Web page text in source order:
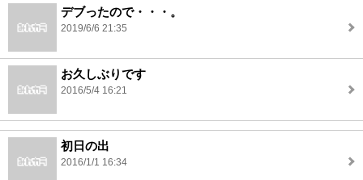
デブったので・・・。
2019/6/6 21:35
お久しぶりです
2016/5/4 16:21
初日の出
2016/1/1 16:34